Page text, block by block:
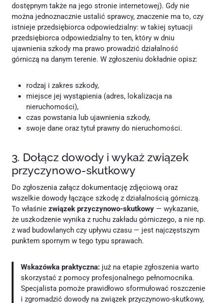
dostępnym także na jego stronie internetowej). Gdy nie
można jednoznacznie ustalić sprawcy, znaczenie ma to, czy
istnieje przedsiębiorca odpowiedzialny: w takiej sytuacji
przedsiębiorca odpowiedzialny to ten, który w dniu
ujawnienia szkody ma prawo prowadzić działalność
górniczą na danym terenie. W zgłoszeniu dokładnie opisz:
rodzaj i zakres szkody,
miejsce jej wystąpienia (adres, lokalizacja na
nieruchomości),
czas powstania lub ujawnienia szkody,
swoje dane oraz tytuł prawny do nieruchomości.
3. Dołącz dowody i wykaż związek
przyczynowo-skutkowy
Do zgłoszenia załącz dokumentację zdjęciową oraz
wszelkie dowody łączące szkodę z działalnością górniczą.
To właśnie związek przyczynowo-skutkowy — wykazanie,
że uszkodzenie wynika z ruchu zakładu górniczego, a nie np.
z wad budowlanych czy upływu czasu — jest najczęstszym
punktem spornym w tego typu sprawach.
Wskazówka praktyczna: już na etapie zgłoszenia warto
skorzystać z pomocy profesjonalnego pełnomocnika.
Specjalista pomoże prawidłowo sformułować roszczenie
i zgromadzić dowody na związek przyczynowo-skutkowy,